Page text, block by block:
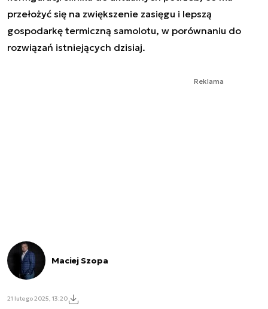
przełożyć się na zwiększenie zasięgu i lepszą
gospodarkę termiczną samolotu, w porównaniu do
rozwiązań istniejących dzisiaj.
Reklama
Maciej Szopa
21 lutego 2025, 13:20